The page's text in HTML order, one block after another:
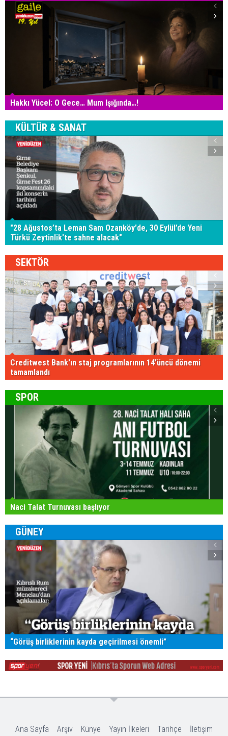
Hakkı Yücel: O Gece… Mum Işığında…!
KÜLTÜR & SANAT
"28 Ağustos’ta Leman Sam Ozanköy'de, 30 Eylül’de Yeni
Türkü Zeytinlik'te sahne alacak"
SEKTÖR
Creditwest Bank'ın staj programlarının 14'üncü dönemi
tamamlandı
SPOR
Naci Talat Turnuvası başlıyor
GÜNEY
“Görüş birliklerinin kayda geçirilmesi önemli”
Ana Sayfa Arşiv Künye Yayın İlkeleri Tarihçe İletişim